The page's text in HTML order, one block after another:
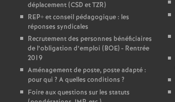
déplacement (CSD et TZR)
REP+ et conseil pédagogique : les
réponses syndicales
Recrutement des personnes bénéficiaires
de l’obligation d’emploi (BOE) - Rentrée
2019
Aménagement de poste, poste adapté :
pour qui ? A quelles conditions ?
Foire aux questions sur les statuts